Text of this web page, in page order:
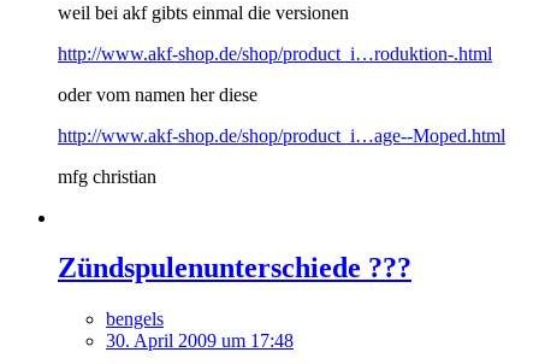
weil bei akf gibts einmal die versionen
http://www.akf-shop.de/shop/product_i…roduktion-.html
oder vom namen her diese
http://www.akf-shop.de/shop/product_i…age--Moped.html
mfg christian
Zündspulenunterschiede ???
bengels
30. April 2009 um 17:48